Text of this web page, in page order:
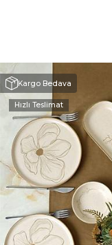
Kargo Bedava
Hızlı Teslimat